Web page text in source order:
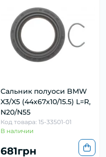
Сальник полуоси BMW
X3/X5 (44x67x10/15.5) L=R,
N20/N55
Код товара: 15-33501-01
В наличии
681грн